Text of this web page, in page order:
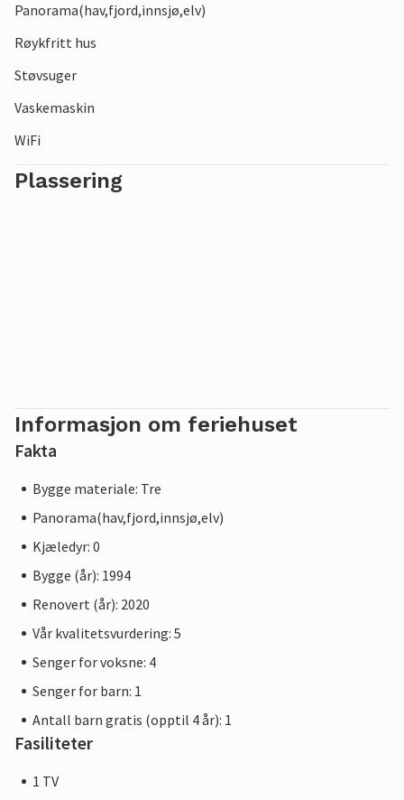
Panorama(hav,fjord,innsjø,elv)
Røykfritt hus
Støvsuger
Vaskemaskin
WiFi
Plassering
Informasjon om feriehuset
Fakta
Bygge materiale: Tre
Panorama(hav,fjord,innsjø,elv)
Kjæledyr: 0
Bygge (år): 1994
Renovert (år): 2020
Vår kvalitetsvurdering: 5
Senger for voksne: 4
Senger for barn: 1
Antall barn gratis (opptil 4 år): 1
Fasiliteter
1 TV